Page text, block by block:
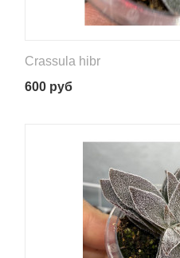
Crassula hibr
600 руб